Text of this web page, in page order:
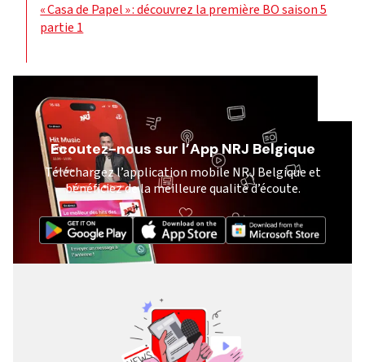
« Casa de Papel » : découvrez la première BO saison 5
partie 1
Ecoutez-nous sur l’App NRJ Belgique
Téléchargez l’application mobile NRJ Belgique et
bénéficiez de la meilleure qualité d’écoute.